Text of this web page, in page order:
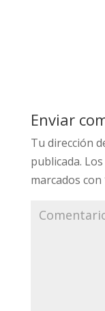
Enviar
Tu dirección
publicada.
marcados con